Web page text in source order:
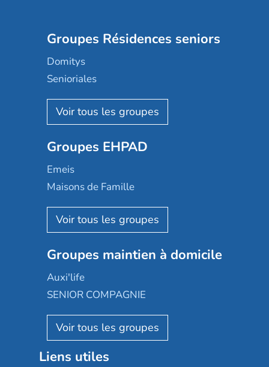
Groupes Résidences seniors
Domitys
Senioriales
Nohée
Les Résidentiels
Mobicap
Domusvi
Happy Senior
Aquarelia
Nexity edenea
Les jardins d'Arcadie
Occitalia
Appartseniors
Reseda
Stella management
Les villages d'or
Groupes EHPAD
Emeis
Maisons de Famille
Korian
Emera
Groupe SOS
Le Noble Âge
Almage
Résidalya
Groupe aplus
Groupes maintien à domicile
Auxi'life
SENIOR COMPAGNIE
AGE D'OR Services
Liens utiles